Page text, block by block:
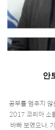
안
공부를 멈추지
2017 코리아 소
바빠 보였으나,